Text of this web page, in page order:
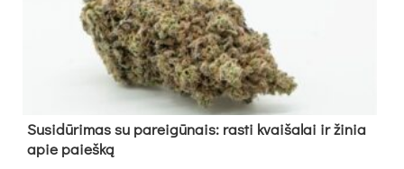
Su­si­dū­ri­mas su pa­rei­gū­nais: ras­ti kvai­ša­lai ir ži­nia
apie paieš­ką